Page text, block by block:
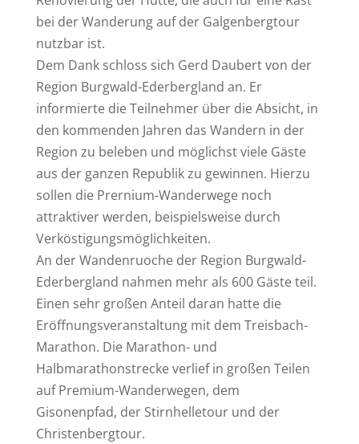
bei der Wanderung auf der Galgenbergtour
nutzbar ist.
Dem Dank schloss sich Gerd Daubert von der
Region Burgwald-Ederbergland an. Er
informierte die Teilnehmer über die Absicht, in
den kommenden Jahren das Wandern in der
Region zu beleben und möglichst viele Gäste
aus der ganzen Republik zu gewinnen. Hierzu
sollen die Prernium-Wanderwege noch
attraktiver werden, beispielsweise durch
VerköstigungsmögIichkeiten.
An der Wandenruoche der Region Burgwald-
Ederbergland nahmen mehr als 600 Gäste teil.
Einen sehr großen Anteil daran hatte die
Eröffnungsveranstaltung mit dem Treisbach-
Marathon. Die Marathon- und
Halbmarathonstrecke verlief in großen Teilen
auf Premium-Wanderwegen, dem
Gisonenpfad, der Stirnhelletour und der
Christenbergtour.